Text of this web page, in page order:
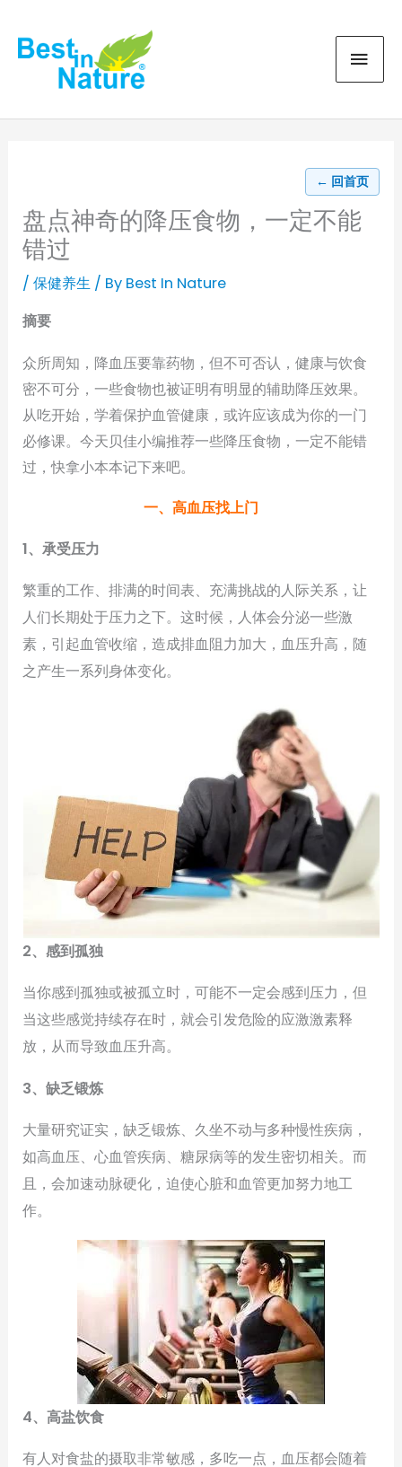
content
← 回首页
盘点神奇的降压食物，一定不能
错过
/保健养生 / By Best In Nature
摘要
众所周知，降血压要靠药物，但不可否认，健康与饮食
密不可分，一些食物也被证明有明显的辅助降压效果。
从吃开始，学着保护血管健康，或许应该成为你的一门
必修课。今天贝佳小编推荐一些降压食物，一定不能错
过，快拿小本本记下来吧。
一、高血压找上门
1、承受压力
繁重的工作、排满的时间表、充满挑战的人际关系，让
人们长期处于压力之下。这时候，人体会分泌一些激
素，引起血管收缩，造成排血阻力加大，血压升高，随
之产生一系列身体变化。
2、感到孤独
当你感到孤独或被孤立时，可能不一定会感到压力，但
当这些感觉持续存在时，就会引发危险的应激激素释
放，从而导致血压升高。
3、缺乏锻炼
大量研究证实，缺乏锻炼、久坐不动与多种慢性疾病，
如高血压、心血管疾病、糖尿病等的发生密切相关。而
且，会加速动脉硬化，迫使心脏和血管更加努力地工
作。
4、高盐饮食
有人对食盐的摄取非常敏感，多吃一点，血压都会随着